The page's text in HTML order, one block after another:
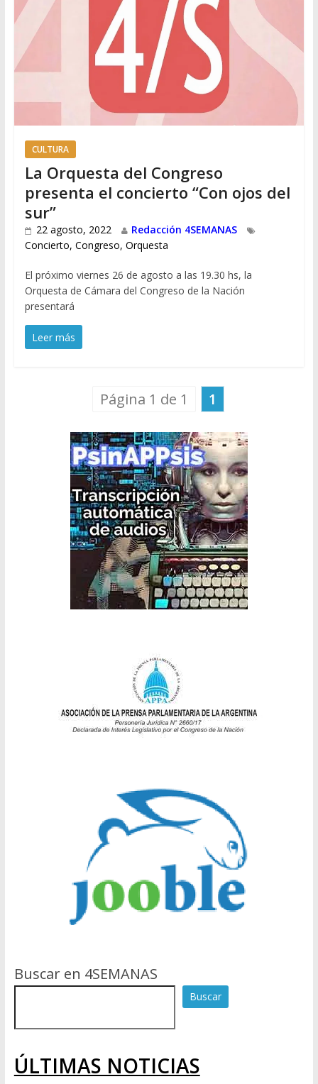
CULTURA
La Orquesta del Congreso
presenta el concierto “Con ojos del
sur”
22 agosto, 2022
Redacción 4SEMANAS
Concierto, Congreso, Orquesta
El próximo viernes 26 de agosto a las 19.30 hs, la
Orquesta de Cámara del Congreso de la Nación
presentará
Leer más
Página 1 de 1 1
Buscar en 4SEMANAS
Buscar
ÚLTIMAS NOTICIAS